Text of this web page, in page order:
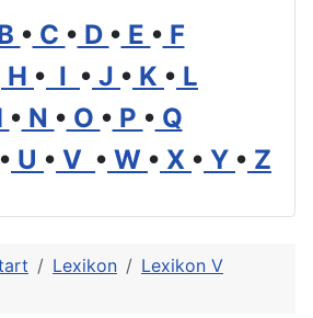
• C • D • E • F
H • I • J • K • L
• N • O • P • Q
• U • V • W • X • Y • Z
Lexikon
Lexikon V